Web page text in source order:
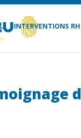
INTERVENTIONS